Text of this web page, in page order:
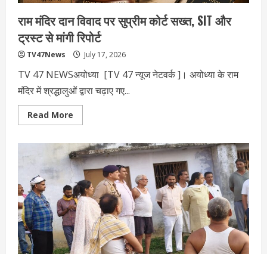
राम मंदिर दान विवाद पर सुप्रीम कोर्ट सख्त, SIT और
ट्रस्ट से मांगी रिपोर्ट
TV47News July 17, 2026
TV 47 NEWSअयोध्या [TV 47 न्‍यूज नेटवर्क ]। अयोध्या के राम
मंदिर में श्रद्धालुओं द्वारा चढ़ाए गए...
Read More
more
मंदिर
दान
विवाद
पर
सुप्रीम
कोर्ट
सख्त,
SIT
और
ट्रस्ट
से
मांगी
रिपोर्ट